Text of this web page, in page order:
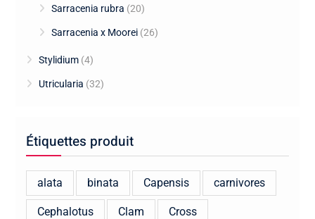
Sarracenia rubra (20)
Sarracenia x Moorei (26)
Stylidium (4)
Utricularia (32)
Étiquettes produit
alata binata Capensis carnivores
Cephalotus Clam Cross